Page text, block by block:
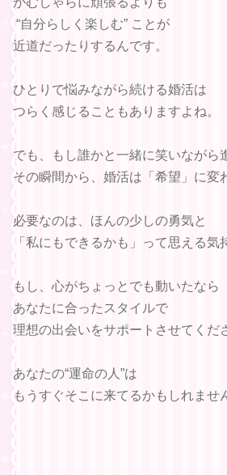
“自分らしく楽しむ” ことが
近道だったりするんです。
ひとりで悩みながら続ける婚活は
つらく感じることもありますよね。
でも、もし誰かと一緒に笑いながら
その瞬間から、婚活は「希望」に変
必要なのは、ほんの少しの勇気と
「私にもできるかも」って思える気
もし、心がちょっとでも動いたなら
あなたに合ったスタイルで
理想の出会いをサポートさせてくだ
あなたの“運命の人”は
もうすぐそこに来てるかもしれませ